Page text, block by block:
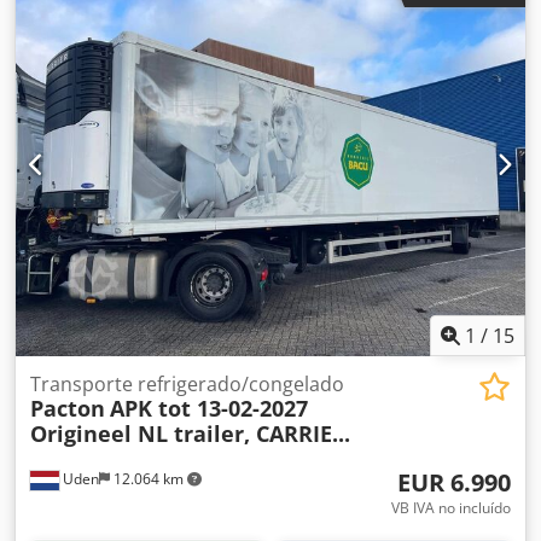
completa - Eje elevador - Eje direccional - Transmisión
automática. Longitud: 815 cm Ancho: 245 cm Altura: 108
cm Capacidad de carga: 14.400 kg Disponemos de un stock
continuo, consulte nuestra página web. Los precios son
con entrega en Nuland. Van de Wert Trading B.V. tiene un
stock variable de máquinas, camiones, remolques y
accesorios. Todas nuestras entregas se realizan a precios
de mercado y en condiciones "tal cual", sin garantías
(consulte nuestras condiciones generales). Para concertar
una visita y/o una prueba de conducción, puede solicitar
una cita sin compromiso. Dsdpfxozqhkvs Ad Ssck Llámenos
con antelación, ya que no siempre estamos presentes. Van
de Wert Trading B.V. Bedrijfsstraat 3 5391 LR Nuland 1 / 15
Uden 12.064 km
Transporte refrigerado/congelado
Pacton APK tot 13-02-2027
Origineel NL trailer, CARRIE...
EUR 6.990
VB IVA no incluído